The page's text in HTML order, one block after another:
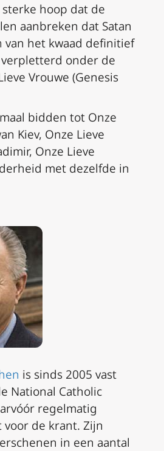
hoop dat de
aanbreken dat Satan
van het kwaad definitief
onder de
Vrouwe (Genesis
bidden tot Onze
Kiev, Onze Lieve
Onze Lieve
met dezelfde in
is sinds 2005 vast
National Catholic
regelmatig
de krant. Zijn
in een aantal